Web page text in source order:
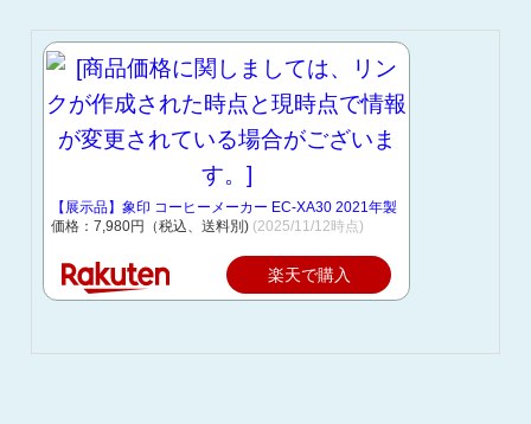
【展示品】象印 コーヒーメーカー EC-XA30 2021年製
価格：7,980円（税込、送料別) (2025/11/12時点)
楽天で購入